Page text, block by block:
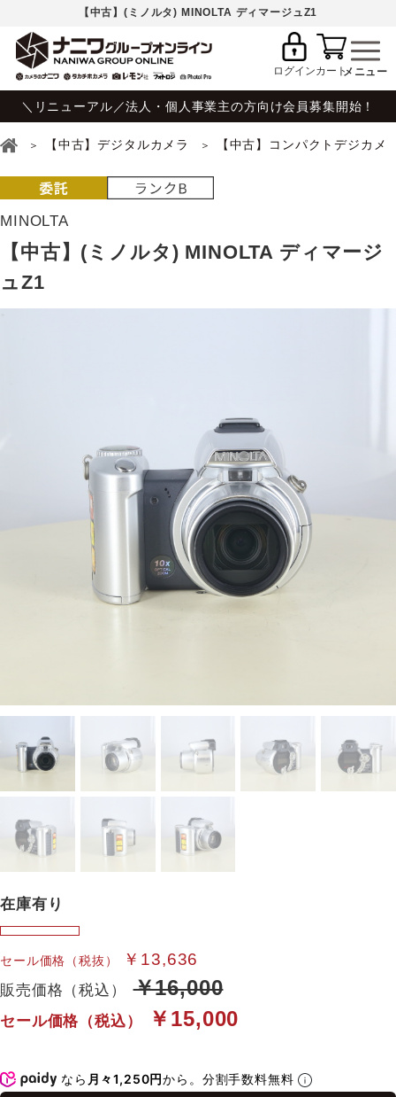
【中古】(ミノルタ) MINOLTA ディマージュZ1
ログインカート
＼リニューアル／法人・個人事業主の方向け会員募集開始！
【中古】デジタルカメラ 【中古】コンパクトデジカメ
MINOLTA
【中古】(ミノルタ) MINOLTA ディマージ
ュZ1
在庫有り
セール価格（税抜） ￥13,636
販売価格（税込） ￥16,000
セール価格（税込） ￥15,000
なら 月々1,250円から。分割手数料無料